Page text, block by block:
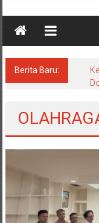
Berita Baru: